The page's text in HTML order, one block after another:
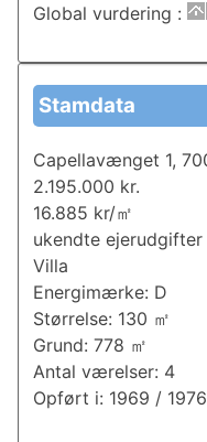
Global vurdering :
Stamdata
Capellavænget 1,
2.195.000 kr.
16.885 kr/㎡
ukendte ejerudgifter
Villa
Energimærke: D
Størrelse: 130 ㎡
Grund: 778 ㎡
Antal værelser: 4
Opført i: 1969 / 1976